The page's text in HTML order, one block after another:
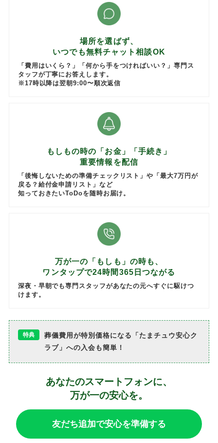
場所を選ばず、
いつでも無料チャット相談OK
「費用はいくら？」「何から手をつければいい？」専門ス
タッフが丁寧にお答えします。
※17時以降は翌朝9:00〜順次返信
もしもの時の「お金」「手続き」
重要情報を配信
「後悔しないための準備チェックリスト」や「最大7万円が
戻る？給付金申請リスト」など
知っておきたいToDoを随時お届け。
万が一の「もしも」の時も、
ワンタップで24時間365日つながる
深夜・早朝でも専門スタッフがあなたの元へすぐに駆けつ
けます。
特典
葬儀費用が特別価格になる「たまチュウ安心ク
ラブ」への入会も簡単！
あなたのスマートフォンに、
万が一の安心を。
友だち追加で安心を準備する